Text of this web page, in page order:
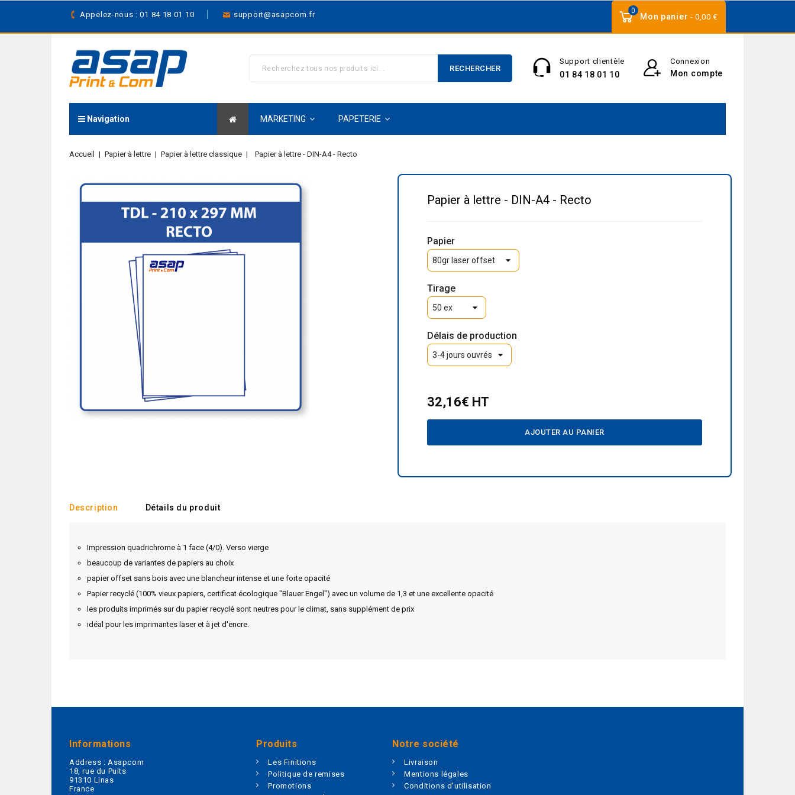
Appelez-nous : 01 84 18 01 10 support@asapcom.fr Mon panier - 0,00 €
0
Connexion
Mon compte
Support clientèle
01 84 18 01 10
RECHERCHER
Navigation MARKETING PAPETERIE
Accueil Papier à lettre Papier à lettre classique Papier à lettre - DIN-A4 - Recto
Papier à lettre - DIN-A4 - Recto
Papier
Tirage
Délais de production
32,16€ HT
AJOUTER AU PANIER
Description Détails du produit
Impression quadrichrome à 1 face (4/0). Verso vierge
beaucoup de variantes de papiers au choix
papier offset sans bois avec une blancheur intense et une forte opacité
Papier recyclé (100% vieux papiers, certificat écologique "Blauer Engel") avec un volume de 1,3 et une excellente opacité
les produits imprimés sur du papier recyclé sont neutres pour le climat, sans supplément de prix
idéal pour les imprimantes laser et à jet d'encre.
Informations
Address : Asapcom
18, rue du Puits
91310 Linas
France
Produits
Les Finitions
Politique de remises
Promotions
Notre société
Livraison
Mentions légales
Conditions d'utilisation